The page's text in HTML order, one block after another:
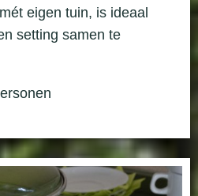
eigen tuin, is ideaal
setting samen te